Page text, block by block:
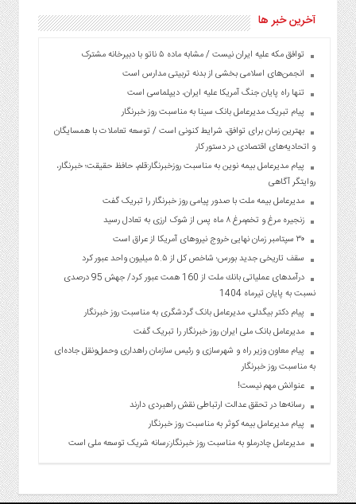
آخرین خبر ها
توافق مکه علیه ایران نیست / مشابه ماده ۵ ناتو با دبیرخانه مشترک
انجمن‌های اسلامی بخشی از بدنه تربیتی مدارس است
تنها راه پایان جنگ آمریکا علیه ایران، دیپلماسی است
پیام تبریک مدیرعامل بانک سینا به مناسبت روز خبرنگار
بهترین زمان برای توافق، شرایط کنونی است / توسعه تعاملات با همسایگان
و اتحادیه‌های اقتصادی در دستور کار
پیام مدیرعامل بیمه نوین به مناسبت روزخبرنگار:قلم، حافظ حقیقت؛ خبرنگار،
روایتگر آگاهی
مدیرعامل بیمه ملت با صدور پیامی روز خبرنگار را تبریک گفت
زنجیره مرغ و تخم‌مرغ ۸ ماه پس از شوک ارزی به تعادل رسید
۳۰ سپتامبر زمان نهایی خروج نیروهای آمریکا از عراق است
سقف تاریخی جدید بورس؛ شاخص کل از ۵.۵ میلیون واحد عبور کرد
درآمدهای عملیاتی بانك ملت از 160 همت عبور كرد/ جهش 95 درصدی
نسبت به پایان تیرماه 1404
پیام دکتر بیگدلی، مدیرعامل بانک گردشگری به مناسبت روز خبرنگار
مدیرعامل بانک ملی ایران روز خبرنگار را تبریک گفت
پیام معاون وزیر راه و شهرسازی و رئیس سازمان راهداری وحمل‌ونقل جاده‌ای
به مناسبت روز خبرنگار
عنوانش مهم نیست!
رسانه‌ها در تحقق عدالت ارتباطی نقش راهبردی دارند
پیام مدیرعامل بیمه کوثر به مناسبت روز خبرنگار
مدیرعامل چادرملو به مناسبت روز خبرنگار:رسانه شریک توسعه ملی است